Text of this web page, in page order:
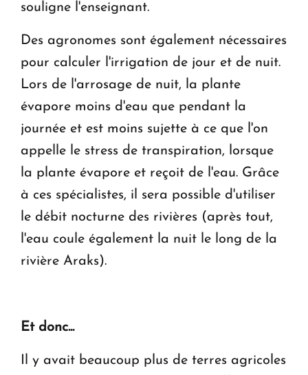
souligne l'enseignant.
Des agronomes sont également nécessaires
pour calculer l'irrigation de jour et de nuit.
Lors de l'arrosage de nuit, la plante
évapore moins d'eau que pendant la
journée et est moins sujette à ce que l'on
appelle le stress de transpiration, lorsque
la plante évapore et reçoit de l'eau. Grâce
à ces spécialistes, il sera possible d'utiliser
le débit nocturne des rivières (après tout,
l'eau coule également la nuit le long de la
rivière Araks).
Et donc...
Il y avait beaucoup plus de terres agricoles